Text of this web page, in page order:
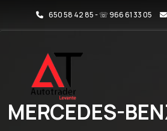
650 58 42 85 - ☏ 966 61 33 05
MERCEDES-